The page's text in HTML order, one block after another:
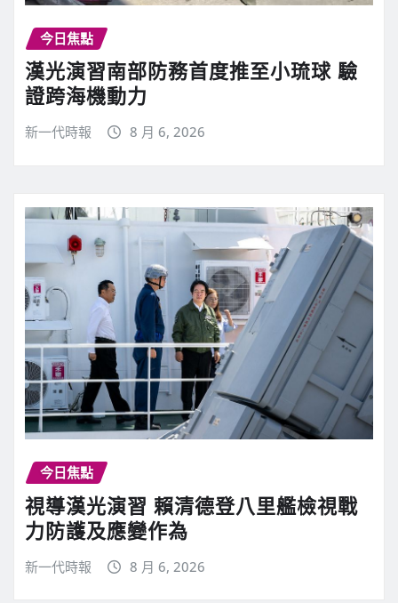
今日焦點
漢光演習南部防務首度推至小琉球 驗
證跨海機動力
新一代時報 8 月 6, 2026
今日焦點
視導漢光演習 賴清德登八里艦檢視戰
力防護及應變作為
新一代時報 8 月 6, 2026